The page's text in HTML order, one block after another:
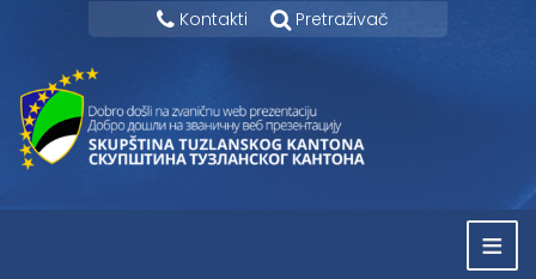
Kontakti Pretraživač
≡